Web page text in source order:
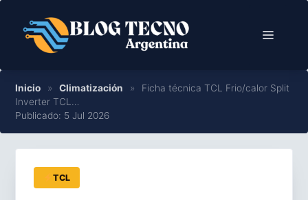
contenido
Menú
Inicio » Climatización »
Ficha técnica TCL Frio/calor Split
Inverter TCL…
Publicado: 5 Jul 2026
TCL